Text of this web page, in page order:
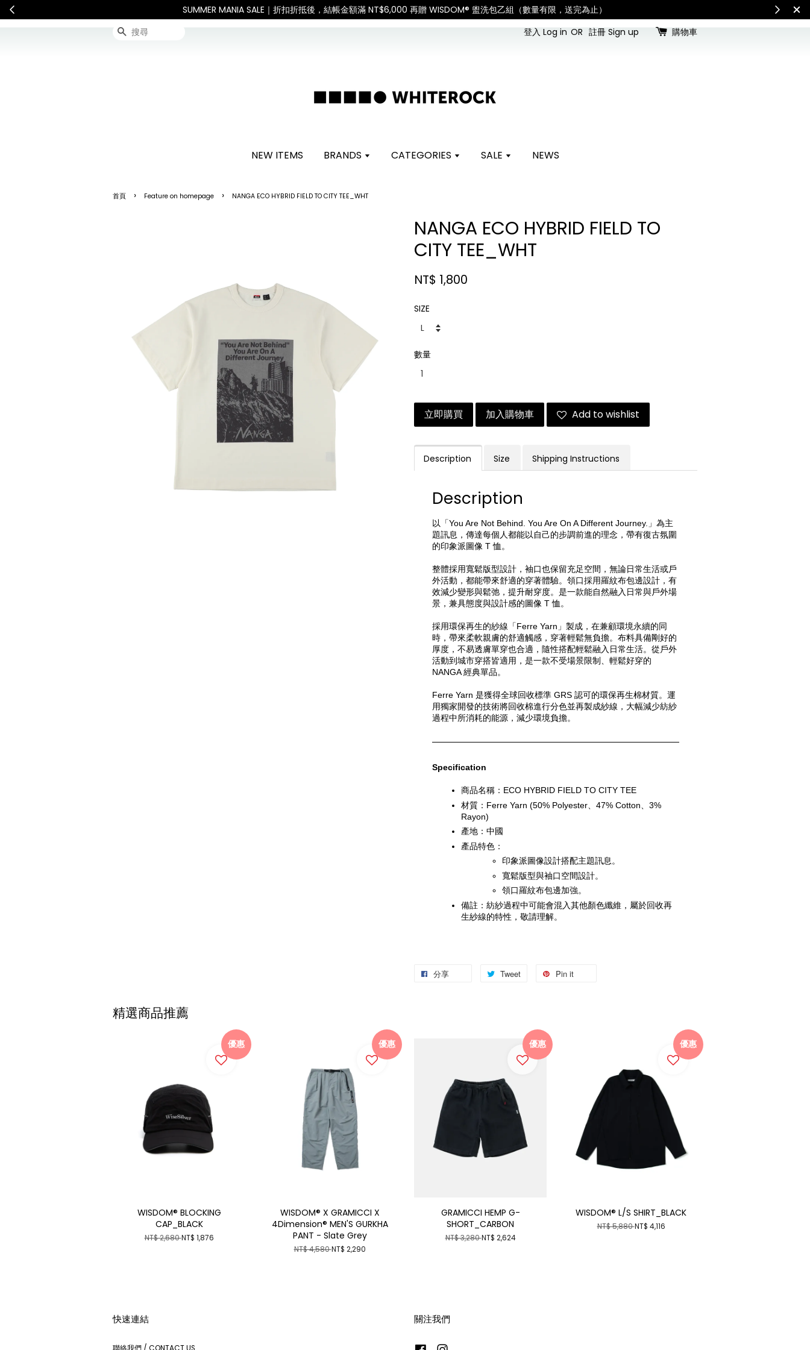
務將暫停配送。 如遇假日、天災或其他不可抗力因素，出貨安排可能調整，敬請見諒 查看國內宅配最新公告 International Shipping: Recipient is responsible for all
搜尋 登入 Log in OR 註冊 Sign up 購物車
NEW ITEMS BRANDS CATEGORIES SALE NEWS
首頁 › Feature on homepage › NANGA ECO HYBRID FIELD TO CITY TEE_WHT
NANGA ECO HYBRID FIELD TO
CITY TEE_WHT
NT$ 1,800
SIZE
數量
立即購買 加入購物車 Add to wishlist
Description Size Shipping Instructions
Description
以「You Are Not Behind. You Are On A Different Journey.」為主
題訊息，傳達每個人都能以自己的步調前進的理念，帶有復古氛圍
的印象派圖像 T 恤。
整體採用寬鬆版型設計，袖口也保留充足空間，無論日常生活或戶
外活動，都能帶來舒適的穿著體驗。 領口採用羅紋布包邊設計，有
效減少變形與鬆弛，提升耐穿度。是一款能自然融入日常與戶外場
景，兼具態度與設計感的圖像 T 恤。
採用環保再生的紗線「Ferre Yarn」製成，在兼顧環境永續的同
時，帶來柔軟親膚的舒適觸感，穿著輕鬆無負擔。布料具備剛好的
厚度，不易透膚單穿也合適，隨性搭配輕鬆融入日常生活。 從戶外
活動到城市穿搭皆適用，是一款不受場景限制、輕鬆好穿的
NANGA 經典單品。
Ferre Yarn 是獲得全球回收標準 GRS 認可的環保再生棉材質。運
用獨家開發的技術將回收棉進行分色並再製成紗線，大幅減少紡紗
過程中所消耗的能源，減少環境負擔。
Specification
商品名稱：ECO HYBRID FIELD TO CITY TEE
材質：Ferre Yarn (50% Polyester、47% Cotton、3%
Rayon)
產地：中國
產品特色：
印象派圖像設計搭配主題訊息。
寬鬆版型與袖口空間設計。
領口羅紋布包邊加強。
備註：紡紗過程中可能會混入其他顏色纖維，屬於回收再
生紗線的特性，敬請理解。
分享 Tweet Pin it
精選商品推薦
優惠
WISDOM® BLOCKING
CAP_BLACK
NT$ 2,680NT$ 1,876
優惠
WISDOM® X GRAMICCI X
4Dimension® MEN'S GURKHA
PANT - Slate Grey
NT$ 4,580NT$ 2,290
優惠
GRAMICCI HEMP G-
SHORT_CARBON
NT$ 3,280NT$ 2,624
優惠
WISDOM® L/S SHIRT_BLACK
NT$ 5,880NT$ 4,116
快速連結
聯絡我們 / CONTACT US
關注我們
Facebook